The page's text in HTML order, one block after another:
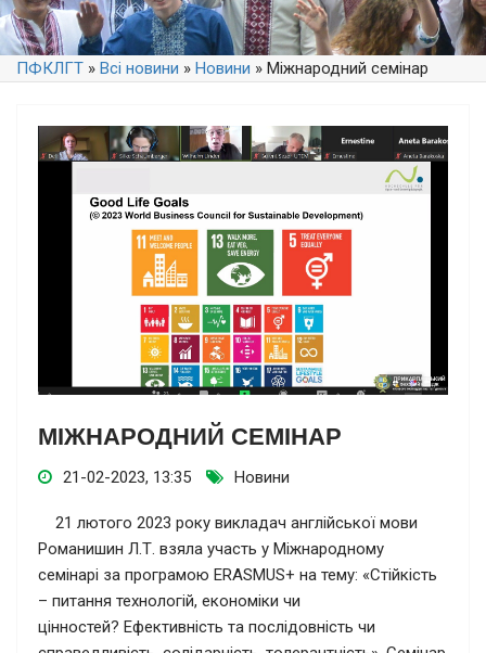
ПФКЛГТ » Всі новини » Новини » Міжнародний семінар
МІЖНАРОДНИЙ СЕМІНАР
21-02-2023, 13:35 Новини
21 лютого 2023 року викладач англійської мови
Романишин Л.Т. взяла участь у Міжнародному
семінарі за програмою ERASMUS+ на тему: «Стійкість
– питання технологій, економіки чи
цінностей? Ефективність та послідовність чи